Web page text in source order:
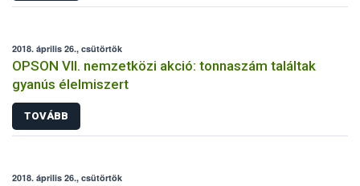
2018. április 26., csütörtök
OPSON VII. nemzetközi akció: tonnaszám találtak
gyanús élelmiszert
TOVÁBB
2018. április 26., csütörtök